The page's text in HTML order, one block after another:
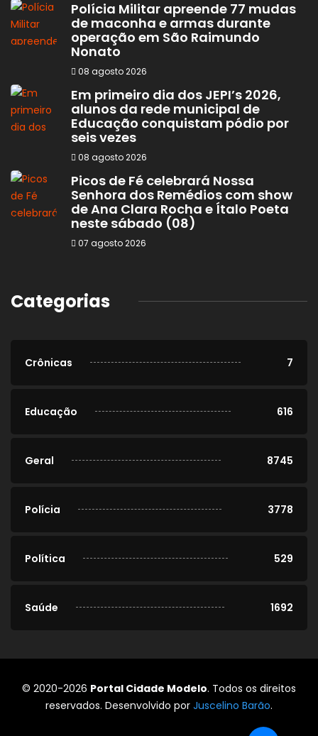
Polícia Militar apreende 77 mudas
de maconha e armas durante
operação em São Raimundo
Nonato
08 agosto 2026
Em primeiro dia dos JEPI’s 2026,
alunos da rede municipal de
Educação conquistam pódio por
seis vezes
08 agosto 2026
Picos de Fé celebrará Nossa
Senhora dos Remédios com show
de Ana Clara Rocha e Ítalo Poeta
neste sábado (08)
07 agosto 2026
Categorias
Crônicas 7
Educação 616
Geral 8745
Polícia 3778
Política 529
Saúde 1692
© 2020-2026 Portal Cidade Modelo. Todos os direitos
reservados. Desenvolvido por Juscelino Barão.